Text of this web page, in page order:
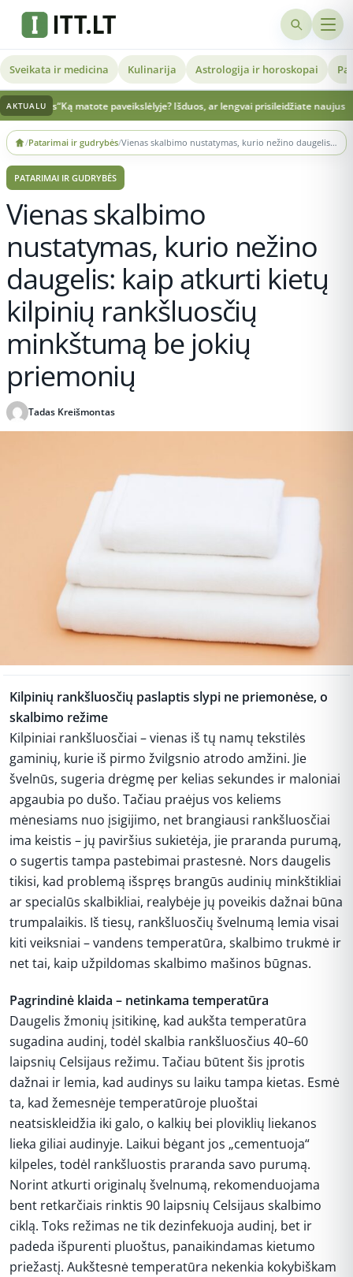
Sveikata ir medicina Kulinarija Astrologija ir horoskopai
AKTUALU
Ką matote paveikslėlyje? Išduos, ar lengvai prisileidžiate naujus žmones
Skip
to
content
/Patarimai ir gudrybės/ Vienas skalbimo nustatymas, kurio nežino daugelis: kaip atkurti kietų kilpinių rankšluosčių minkštumą be jokių priemonių
PATARIMAI IR GUDRYBĖS
Vienas skalbimo
nustatymas, kurio nežino
daugelis: kaip atkurti kietų
kilpinių rankšluosčių
minkštumą be jokių
priemonių
Tadas Kreišmontas
Kilpinių rankšluosčių paslaptis slypi ne priemonėse, o
skalbimo režime
Kilpiniai rankšluosčiai – vienas iš tų namų tekstilės
gaminių, kurie iš pirmo žvilgsnio atrodo amžini. Jie
švelnūs, sugeria drėgmę per kelias sekundes ir maloniai
apgaubia po dušo. Tačiau praėjus vos keliems
mėnesiams nuo įsigijimo, net brangiausi rankšluosčiai
ima keistis – jų paviršius sukietėja, jie praranda purumą,
o sugertis tampa pastebimai prastesnė. Nors daugelis
tikisi, kad problemą išspręs brangūs audinių minkštikliai
ar specialūs skalbikliai, realybėje jų poveikis dažnai būna
trumpalaikis. Iš tiesų, rankšluosčių švelnumą lemia visai
kiti veiksniai – vandens temperatūra, skalbimo trukmė ir
net tai, kaip užpildomas skalbimo mašinos būgnas.
Pagrindinė klaida – netinkama temperatūra
Daugelis žmonių įsitikinę, kad aukšta temperatūra
sugadina audinį, todėl skalbia rankšluosčius 40–60
laipsnių Celsijaus režimu. Tačiau būtent šis įprotis
dažnai ir lemia, kad audinys su laiku tampa kietas. Esmė
ta, kad žemesnėje temperatūroje pluoštai
neatsiskleidžia iki galo, o kalkių bei ploviklių liekanos
lieka giliai audinyje. Laikui bėgant jos „cementuoja“
kilpeles, todėl rankšluostis praranda savo purumą.
Norint atkurti originalų švelnumą, rekomenduojama
bent retkarčiais rinktis 90 laipsnių Celsijaus skalbimo
ciklą. Toks režimas ne tik dezinfekuoja audinį, bet ir
padeda išpurenti pluoštus, panaikindamas kietumo
priežastį. Aukštesnė temperatūra nekenkia kokybiškam